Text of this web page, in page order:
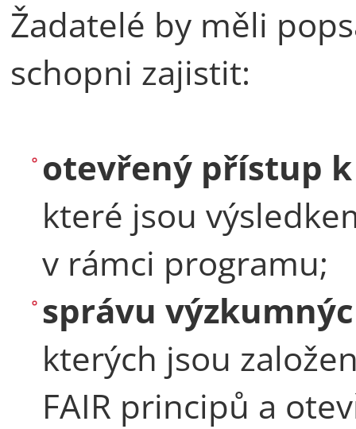
Žadatelé by měli
schopni zajistit:
otevřený přístup
které jsou
v rámci programu;
správu
kterých jsou
FAIR principů a